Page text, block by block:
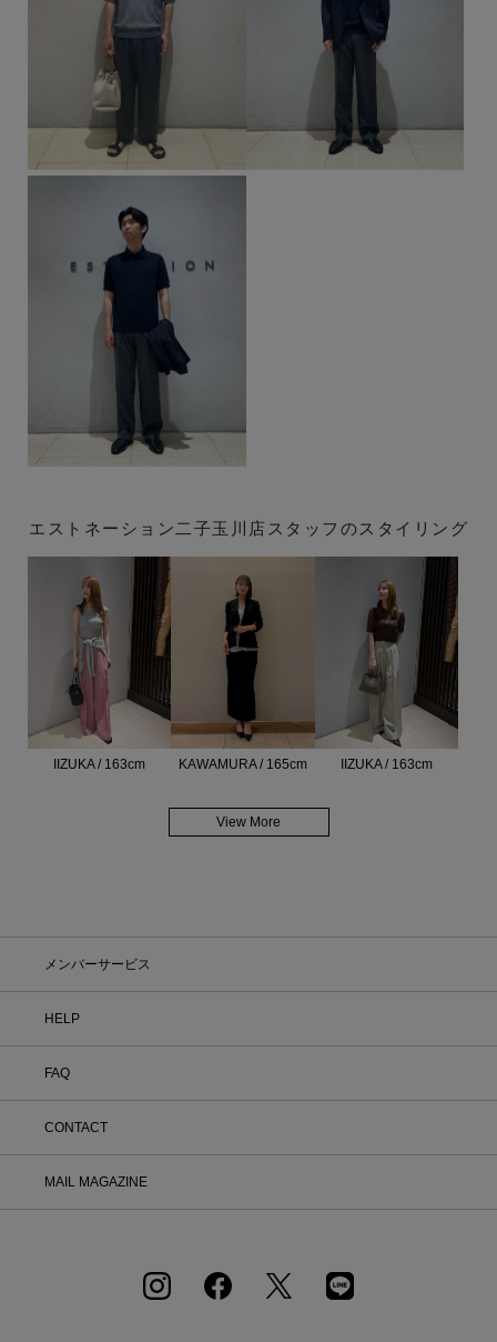
エストネーション二子玉川店スタッフのスタイリング
IIZUKA / 163cm KAWAMURA / 165cm IIZUKA / 163cm
View More
メンバーサービス
HELP
FAQ
CONTACT
MAIL MAGAZINE